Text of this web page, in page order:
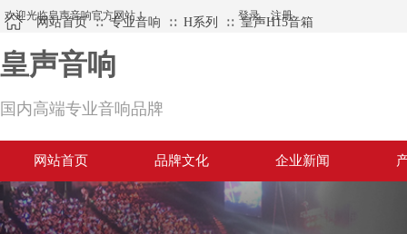
欢迎光临皇声音响官方网站！ 登录 | 注册
网站首页 ∷ 专业音响 ∷ H系列 ∷ 皇声H15音箱
皇声音响
国内高端专业音响品牌
网站首页 品牌文化 企业新闻